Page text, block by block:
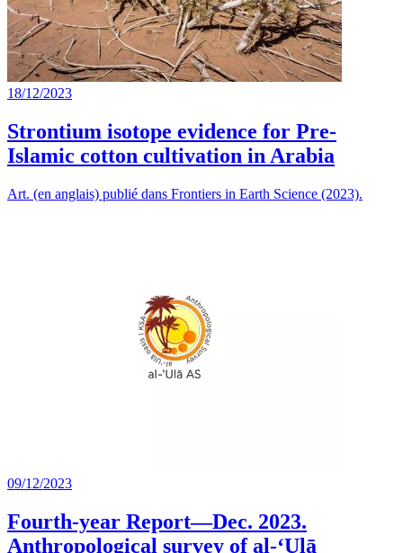
18/12/2023
Strontium isotope evidence for Pre-
Islamic cotton cultivation in Arabia
Art. (en anglais) publié dans Frontiers in Earth Science (2023).
09/12/2023
Fourth-year Report—Dec. 2023.
Anthropological survey of al-‘Ulā